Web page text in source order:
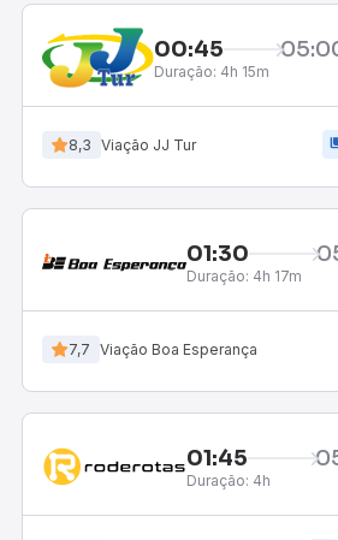
00:45
Duração: 4h 15m
8,3 Viação JJ Tur
01:30
Duração: 4h 17m
7,7 Viação Boa Esperança
01:45
Duração: 4h